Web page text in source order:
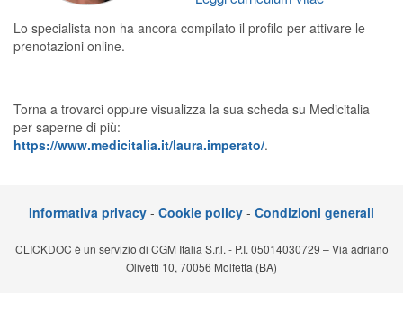
Prenotazioni online
Planner e rubrica in cloud
Teleconsulto
Lo specialista non ha ancora compilato il profilo per attivare le
prenotazioni online.
Torna a trovarci oppure visualizza la sua scheda su Medicitalia
per saperne di più:
https://www.medicitalia.it/laura.imperato/.
Informativa privacy - Cookie policy - Condizioni generali
CLICKDOC è un servizio di CGM Italia S.r.l. - P.I. 05014030729 – Via adriano
Olivetti 10, 70056 Molfetta (BA)